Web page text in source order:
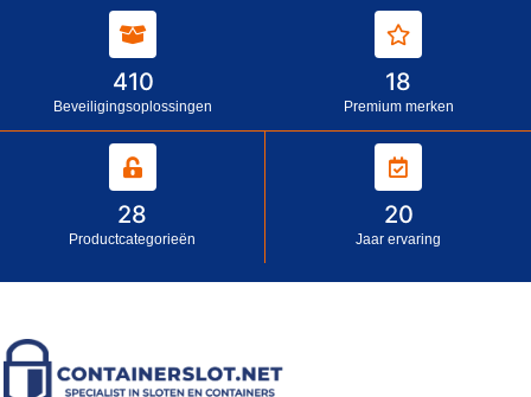
410
Beveiligingsoplossingen
18
Premium merken
28
Productcategorieën
20
Jaar ervaring